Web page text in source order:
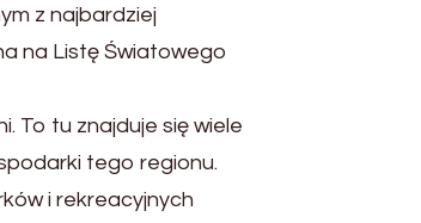
z najbardziej
na Listę Światowego
To tu znajduje się wiele
tego regionu.
i rekreacyjnych